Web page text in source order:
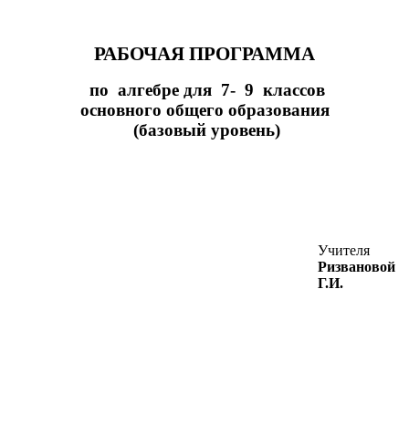
РАБОЧАЯ ПРОГРАММА
по алгебре для 7- 9 классов
основного общего образования
(базовый уровень)
Учителя
Ризвановой
Г.И.